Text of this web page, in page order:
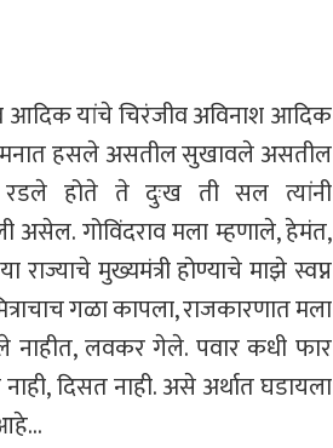
आदिक यांचेचिरंजीव अविनाश आदिक
मनात हसले असतील सुखावले असतील
रडले होते ते दुःख ती सल त्यांनी
असेल. गोविंदराव मलाम्हणाले, हेमंत,
राज्याचे मुख्यमंत्री होण्याचे माझे स्वप्न
गळा कापला, राजकारणात मला
नाहीत, लवकर गेले. पवारकधी फार
दिसत नाही. असे अर्थात घडायला